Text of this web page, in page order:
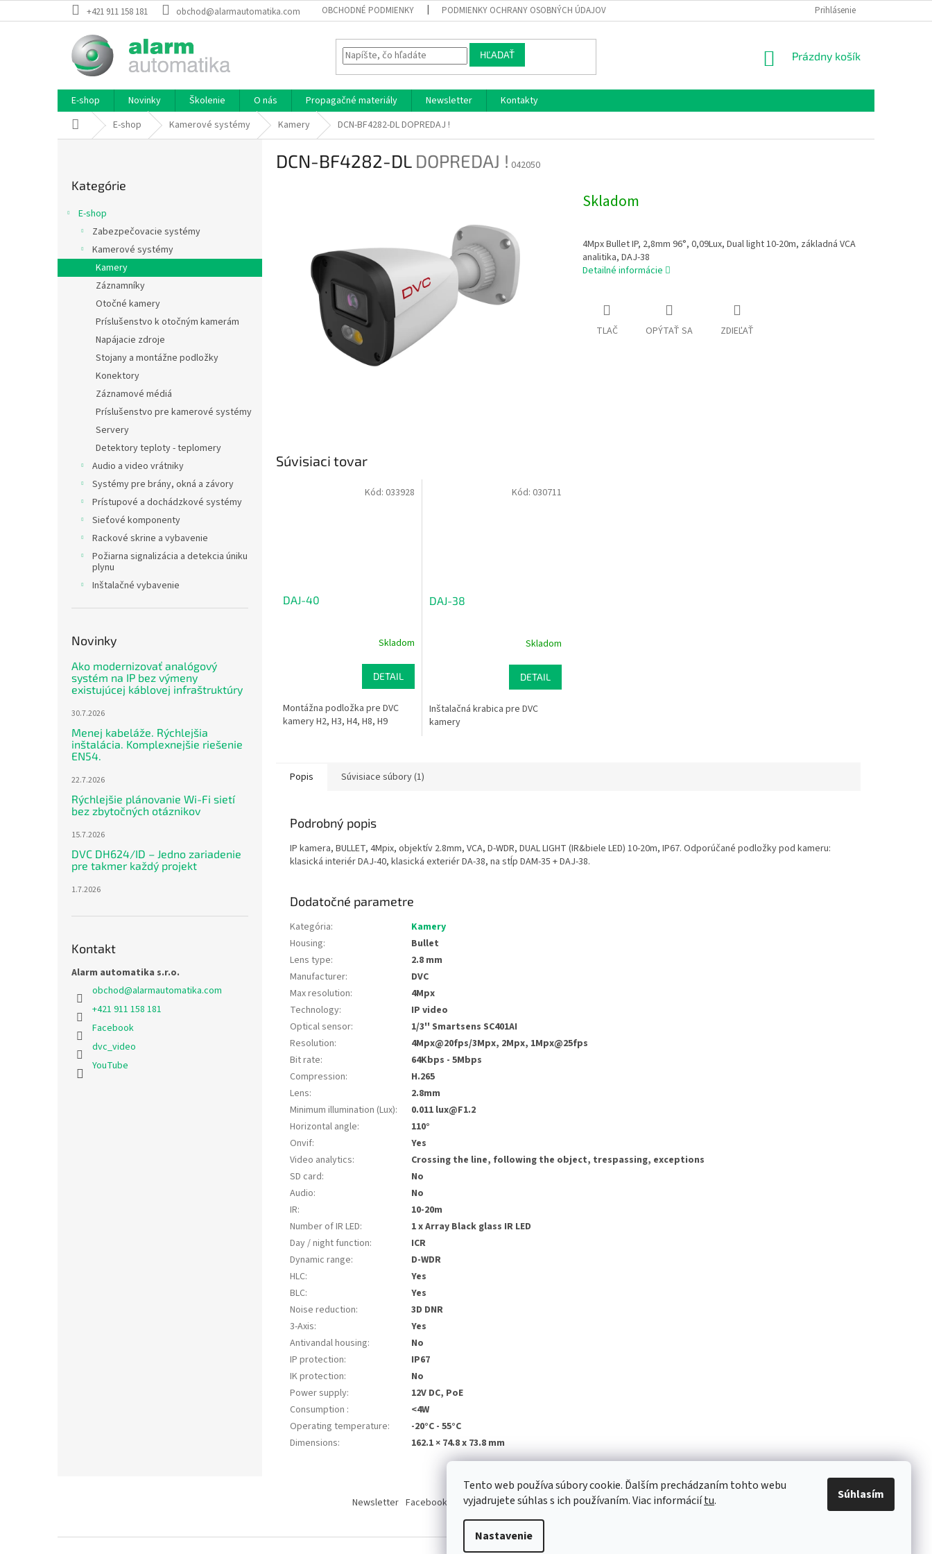
Tento web používa súbory cookie. Ďalším prechádzaním tohto webu
vyjadrujete súhlas s ich používaním. Viac informáciítu.
Nastavenie
Súhlasím
na
+421 911 158 181 obchod@alarmautomatika.com OBCHODNÉ PODMIENKY PODMIENKY OCHRANY OSOBNÝCH ÚDAJOV Prihlásenie
HĽADAŤ
NÁKUPNÝ
Prázdny košík
E-shop Novinky Školenie O nás Propagačné materiály Newsletter
Kontakty
DomovE-shop Kamerové systémy Kamery DCN-BF4282-DLDOPREDAJ !
kategórie
Kategórie
E-shop
Zabezpečovacie systémy
Kamerové systémy
Kamery
Záznamníky
Otočné kamery
Príslušenstvo k otočným kamerám
Napájacie zdroje
Stojany a montážne podložky
Konektory
Záznamové médiá
Príslušenstvo pre kamerové systémy
Servery
Detektory teploty - teplomery
Audio a video vrátniky
Systémy pre brány, okná a závory
Prístupové a dochádzkové systémy
Sieťové komponenty
Rackové skrine a vybavenie
Požiarna signalizácia a detekcia úniku
plynu
Inštalačné vybavenie
Novinky
Ako modernizovať analógový
systém na IP bez výmeny
existujúcej káblovej infraštruktúry
30.7.2026
Menej kabeláže. Rýchlejšia
inštalácia. Komplexnejšie riešenie
EN54.
22.7.2026
Rýchlejšie plánovanie Wi-Fi sietí
bez zbytočných otáznikov
15.7.2026
DVC DH624/ID – Jedno zariadenie
pre takmer každý projekt
1.7.2026
Kontakt
Alarm automatika s.r.o.
obchod@alarmautomatika.com
+421 911 158 181
Facebook
dvc_video
YouTube
DCN-BF4282-DL DOPREDAJ ! 042050
Skladom
4Mpx Bullet IP, 2,8mm 96°, 0,09Lux, Dual light 10-20m, základná VCA
analitika, DAJ-38
Detailné informácie
TLAČ OPÝTAŤ SA ZDIEĽAŤ
Súvisiaci tovar
DAJ-40
Skladom
DETAIL
Montážna podložka pre DVC
kamery H2, H3, H4, H8, H9
Kód: 033928
DAJ-38
Skladom
DETAIL
Inštalačná krabica pre DVC
kamery
Kód: 030711
Popis Súvisiace súbory (1)
Podrobný popis
IP kamera, BULLET, 4Mpix, objektív 2.8mm, VCA, D-WDR, DUAL LIGHT (IR&biele LED) 10-20m, IP67. Odporúčané podložky pod kameru:
klasická interiér DAJ-40, klasická exteriér DA-38, na stĺp DAM-35 + DAJ-38.
Dodatočné parametre
Kategória:
Kamery
Housing:
Bullet
Lens type:
2.8 mm
Manufacturer:
DVC
Max resolution:
4Mpx
Technology:
IP video
Optical sensor:
1/3'' Smartsens SC401AI
Resolution:
4Mpx@20fps/3Mpx, 2Mpx, 1Mpx@25fps
Bit rate:
64Kbps - 5Mbps
Compression:
H.265
Lens:
2.8mm
Minimum illumination (Lux):
0.011 lux@F1.2
Horizontal angle:
110°
Onvif:
Yes
Video analytics:
Crossing the line, following the object, trespassing, exceptions
SD card:
No
Audio:
No
IR:
10-20m
Number of IR LED:
1 x Array Black glass IR LED
Day / night function:
ICR
Dynamic range:
D-WDR
HLC:
Yes
BLC:
Yes
Noise reduction:
3D DNR
3-Axis:
Yes
Antivandal housing:
No
IP protection:
IP67
IK protection:
No
Power supply:
12V DC, PoE
Consumption :
<4W
Operating temperature:
-20°C - 55°C
Dimensions: 162.1 × 74.8 x 73.8 mm
Newsletter Facebook LinkedIn Instagram YouTube